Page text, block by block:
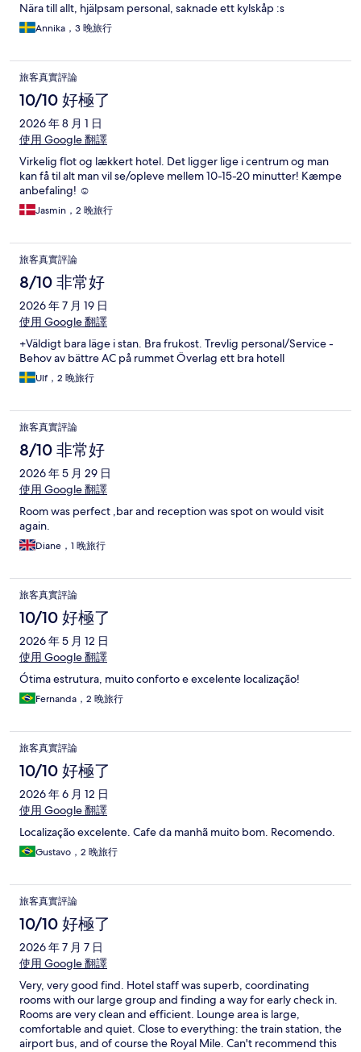
Nära till allt, hjälpsam personal, saknade ett kylskåp :s
Annika，3 晚旅行
旅客真實評論
10/10 好極了
2026 年 8 月 1 日
使用 Google 翻譯
Virkelig flot og lækkert hotel. Det ligger lige i centrum og man
kan få til alt man vil se/opleve mellem 10-15-20 minutter! Kæmpe
anbefaling! ☺️
Jasmin，2 晚旅行
旅客真實評論
8/10 非常好
2026 年 7 月 19 日
使用 Google 翻譯
+Väldigt bara läge i stan. Bra frukost. Trevlig personal/Service -
Behov av bättre AC på rummet Överlag ett bra hotell
Ulf，2 晚旅行
旅客真實評論
8/10 非常好
2026 年 5 月 29 日
使用 Google 翻譯
Room was perfect ,bar and reception was spot on would visit
again.
Diane，1 晚旅行
旅客真實評論
10/10 好極了
2026 年 5 月 12 日
使用 Google 翻譯
Ótima estrutura, muito conforto e excelente localização!
Fernanda，2 晚旅行
旅客真實評論
10/10 好極了
2026 年 6 月 12 日
使用 Google 翻譯
Localização excelente. Cafe da manhã muito bom. Recomendo.
Gustavo，2 晚旅行
旅客真實評論
10/10 好極了
2026 年 7 月 7 日
使用 Google 翻譯
Very, very good find. Hotel staff was superb, coordinating
rooms with our large group and finding a way for early check in.
Rooms are very clean and efficient. Lounge area is large,
comfortable and quiet. Close to everything: the train station, the
airport bus, and of course the Royal Mile. Can't recommend this